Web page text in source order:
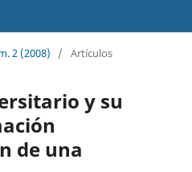
2 (2008) / Artículos
y su
de una